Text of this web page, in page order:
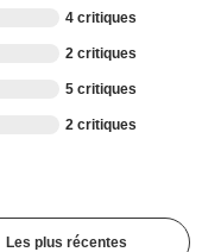
4 critiques
2 critiques
5 critiques
2 critiques
Les plus récentes